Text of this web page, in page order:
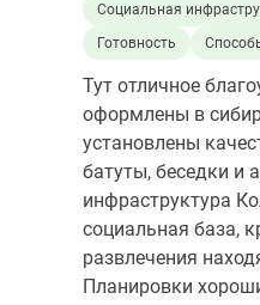
Социальная
Готовность
Тут отличное
оформлены в
установлены
батуты, беседки и
инфраструктура
социальная база,
развлечения
Планировки